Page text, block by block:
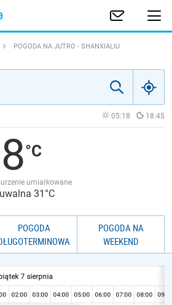
POGODA NA JUTRO - SHANXIALIU
05:18 18:45
umiarkowane
31°C
POGODA
POGODA NA
WEEKEND